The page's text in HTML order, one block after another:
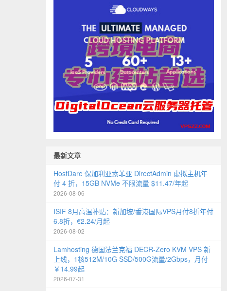
最新文章
HostDare 保加利亚索菲亚 DirectAdmin 虚拟主机年
付 4 折，15GB NVMe 不限流量 $11.47/年起
2026-08-06
ISIF 8月高温补贴：新加坡/香港国际VPS月付8折年付
6.8折，€2.24/月起
2026-08-02
Lamhosting 德国法兰克福 DECR-Zero KVM VPS 新
上线，1核512M/10G SSD/500G流量/2Gbps，月付
￥14.99起
2026-07-31